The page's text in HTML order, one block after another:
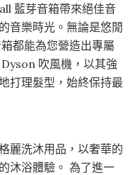
藍芽音箱帶來絕佳音
音樂時光。無論是悠閒
都能為您營造出專屬
吹風機，以其強
打理髮型，始終保持最
麗洗沐用品，以奢華的
沐浴體驗。 為了進一